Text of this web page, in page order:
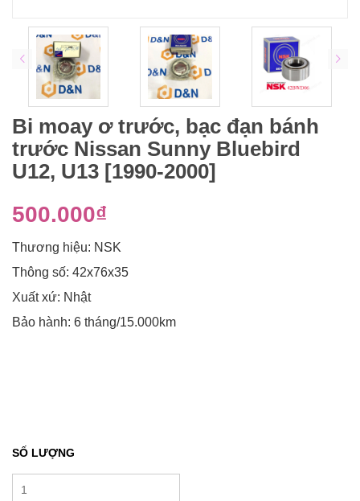
Bi moay ơ trước, bạc đạn bánh
trước Nissan Sunny Bluebird
U12, U13 [1990-2000]
500.000₫
Thương hiệu: NSK
Thông số: 42x76x35
Xuất xứ: Nhật
Bảo hành: 6 tháng/15.000km
SỐ LƯỢNG